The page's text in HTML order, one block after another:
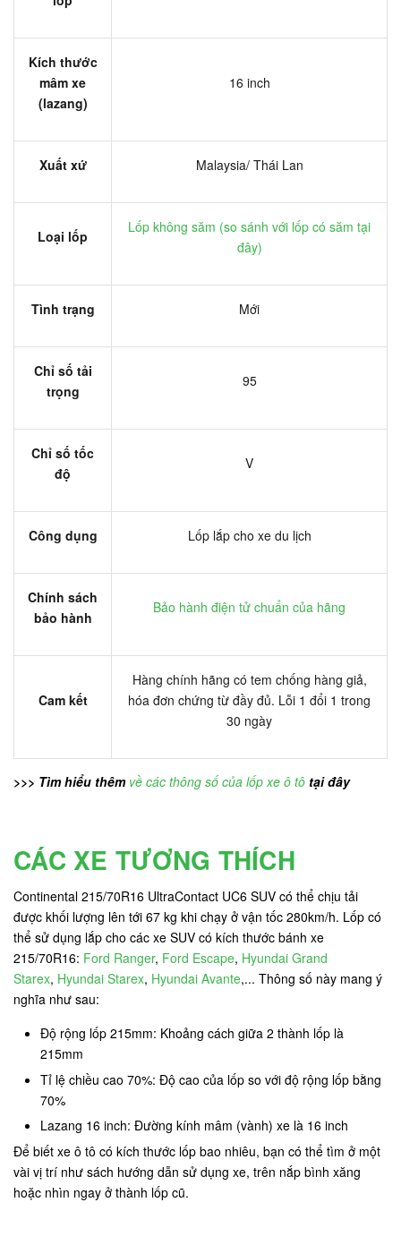
Kích thước
mâm xe
(lazang)
16 inch
Xuất xứ Malaysia/ Thái Lan
Loại lốp
Lốp không săm (so sánh với lốp có săm tại
đây)
Tình trạng Mới
Chỉ số tải
trọng
95
Chỉ số tốc
độ
V
Công dụng Lốp lắp cho xe du lịch
Chính sách
bảo hành
Bảo hành điện tử chuẩn của hãng
Cam kết
Hàng chính hãng có tem chống hàng giả,
hóa đơn chứng từ đầy đủ. Lỗi 1 đổi 1 trong
30 ngày
>>> Tìm hiểu thêm về các thông số của lốp xe ô tô tại đây
CÁC XE TƯƠNG THÍCH
Continental 215/70R16 UltraContact UC6 SUV có thể chịu tải
được khối lượng lên tới 67 kg khi chạy ở vận tốc 280km/h. Lốp có
thể sử dụng lắp cho các xe SUV có kích thước bánh xe
215/70R16: Ford Ranger, Ford Escape, Hyundai Grand
Starex, Hyundai Starex, Hyundai Avante,... Thông số này mang ý
nghĩa như sau:
Độ rộng lốp 215mm: Khoảng cách giữa 2 thành lốp là
215mm
Tỉ lệ chiều cao 70%: Độ cao của lốp so với độ rộng lốp bằng
70%
Lazang 16 inch: Đường kính mâm (vành) xe là 16 inch
Để biết xe ô tô có kích thước lốp bao nhiêu, bạn có thể tìm ở một
vài vị trí như sách hướng dẫn sử dụng xe, trên nắp bình xăng
hoặc nhìn ngay ở thành lốp cũ.